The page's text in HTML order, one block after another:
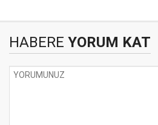
HABERE YORUM KAT